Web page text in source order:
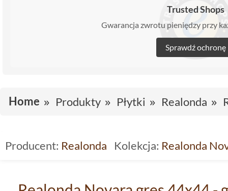
Trusted Shops
Gwarancja zwrotu pieniędzy przy
Sprawdź ochronę
Home Produkty Płytki Realonda
Producent: Realonda Kolekcja: Realonda